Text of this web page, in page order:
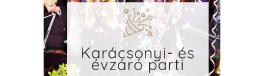
Karácsonyi- és
évzáró parti